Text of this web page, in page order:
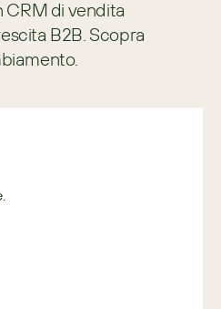
CRM di vendita
B2B. Scopra